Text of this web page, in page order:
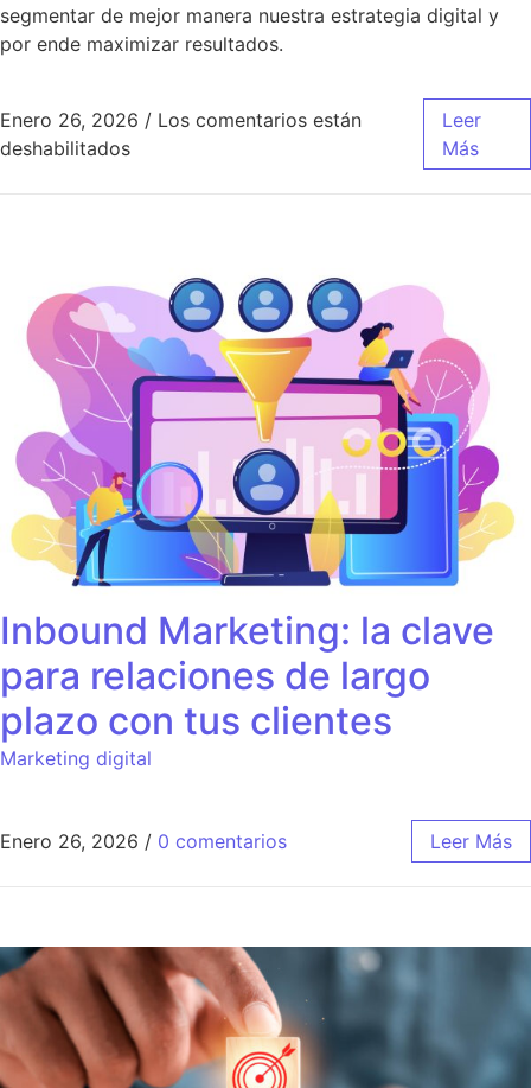
segmentar de mejor manera nuestra estrategia digital y
por ende maximizar resultados.
Enero 26, 2026 / Los comentarios están
deshabilitadosen Estrategias B2B para generar leads de
Leer
Más
Inbound Marketing: la clave
para relaciones de largo
plazo con tus clientes
Marketing digital
Enero 26, 2026 / 0 comentarios Leer Más